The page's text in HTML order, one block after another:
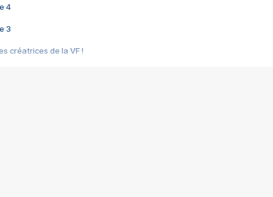
4
3
créatrices de la VF !